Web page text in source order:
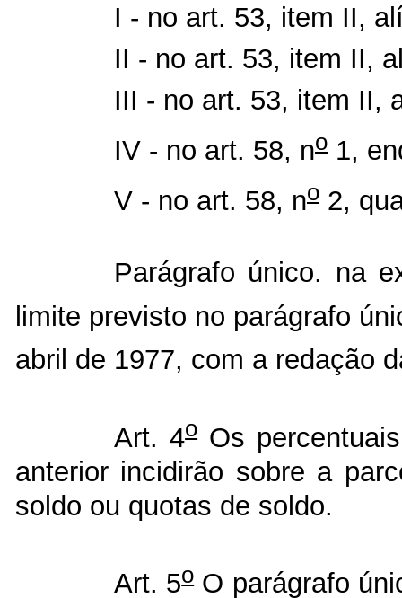
I - no art. 53, item II,
II - no art. 53, item II,
III - no art. 53, item II,
IV - no art. 58, no 1,
V - no art. 58, no 2,
Parágrafo único. na
limite previsto no parágrafo
abril de 1977, com a redação
Art. 4oOs
anterior incidirão sobre a
soldo ou quotas de soldo.
Art. 5oO parágrafo